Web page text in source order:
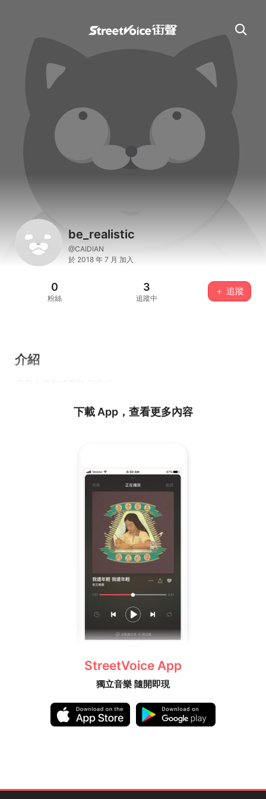
be_realistic
@CAIDIAN
於 2018 年 7 月 加入
0
粉絲
3
追蹤中
＋ 追蹤
介紹
下載 App，查看更多內容
StreetVoice App
獨立音樂 隨開即現